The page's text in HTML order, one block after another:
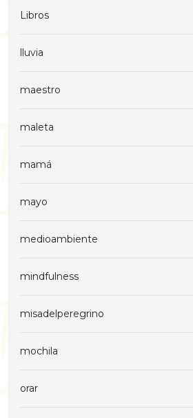
Libros
lluvia
maestro
maleta
mamá
mayo
medioambiente
mindfulness
misadelperegrino
mochila
orar